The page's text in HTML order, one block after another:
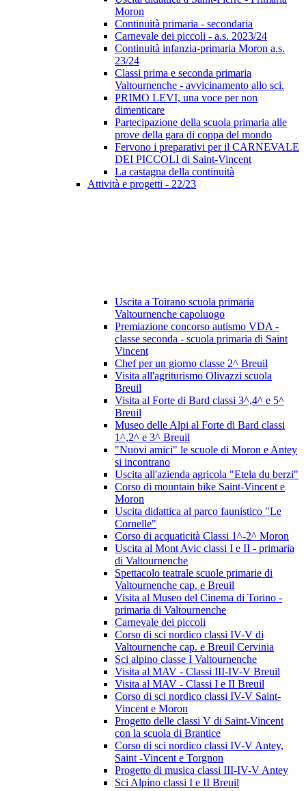
Moron
Continuità primaria - secondaria
Carnevale dei piccoli - a.s. 2023/24
Continuità infanzia-primaria Moron a.s.
23/24
Classi prima e seconda primaria
Valtournenche - avvicinamento allo sci.
PRIMO LEVI, una voce per non
dimenticare
Partecipazione della scuola primaria alle
prove della gara di coppa del mondo
Fervono i preparativi per il CARNEVALE
DEI PICCOLI di Saint-Vincent
La castagna della continuità
Attività e progetti - 22/23
Uscita a Toirano scuola primaria
Valtournenche capoluogo
Premiazione concorso autismo VDA -
classe seconda - scuola primaria di Saint
Vincent
Chef per un giorno classe 2^ Breuil
Visita all'agriturismo Olivazzi scuola
Breuil
Visita al Forte di Bard classi 3^,4^ e 5^
Breuil
Museo delle Alpi al Forte di Bard classi
1^,2^ e 3^ Breuil
"Nuovi amici" le scuole di Moron e Antey
si incontrano
Uscita all'azienda agricola "Etela du berzi"
Corso di mountain bike Saint-Vincent e
Moron
Uscita didattica al parco faunistico "Le
Cornelle"
Corso di acquaticità Classi 1^-2^ Moron
Uscita al Mont Avic classi I e II - primaria
di Valtournenche
Spettacolo teatrale scuole primarie di
Valtournenche cap. e Breuil
Visita al Museo del Cinema di Torino -
primaria di Valtournenche
Carnevale dei piccoli
Corso di sci nordico classi IV-V di
Valtournenche cap. e Breuil Cervinia
Sci alpino classe I Valtournenche
Visita al MAV - Classi III-IV-V Breuil
Visita al MAV - Classi I e II Breuil
Corso di sci nordico classi IV-V Saint-
Vincent e Moron
Progetto delle classi V di Saint-Vincent
con la scuola di Brantice
Corso di sci nordico classi IV-V Antey,
Saint -Vincent e Torgnon
Progetto di musica classi III-IV-V Antey
Sci Alpino classi I e II Breuil